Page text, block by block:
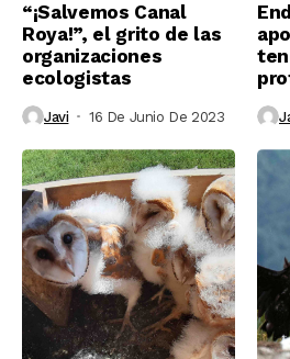
“¡Salvemos Canal
Roya!”, el grito de las
organizaciones
ecologistas
Javi 16 De Junio De 2023